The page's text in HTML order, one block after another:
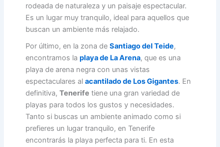
rodeada de naturaleza y un paisaje espectacular.
Es un lugar muy tranquilo, ideal para aquellos que
buscan un ambiente más relajado.
Por último, en la zona de Santiago del Teide,
encontramos la playa de La Arena, que es una
playa de arena negra con unas vistas
espectaculares al acantilado de Los Gigantes. En
definitiva, Tenerife tiene una gran variedad de
playas para todos los gustos y necesidades.
Tanto si buscas un ambiente animado como si
prefieres un lugar tranquilo, en Tenerife
encontrarás la playa perfecta para ti. En esta